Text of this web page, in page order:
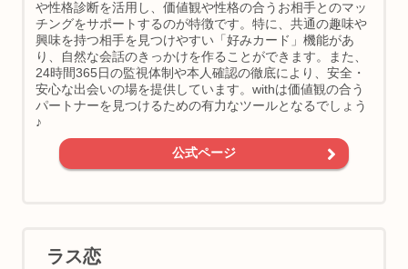
や性格診断を活用し、価値観や性格の合うお相手とのマッ
チングをサポートするのが特徴です。特に、共通の趣味や
興味を持つ相手を見つけやすい「好みカード」機能があ
り、自然な会話のきっかけを作ることができます。また、
24時間365日の監視体制や本人確認の徹底により、安全・
安心な出会いの場を提供しています。withは価値観の合う
パートナーを見つけるための有力なツールとなるでしょう
♪
公式ページ
ラス恋